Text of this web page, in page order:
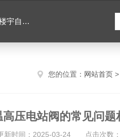
器材等
您的位置： 网站首页 >
压电站阀的常见问题
新时间：2025-03-24 点击次数